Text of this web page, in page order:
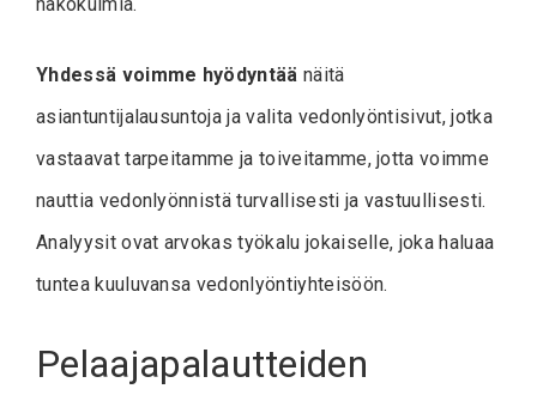
Yhdessä voimme hyödyntää näitä
asiantuntijalausuntoja ja valita vedonlyöntisivut, jotka
vastaavat tarpeitamme ja toiveitamme, jotta voimme
nauttia vedonlyönnistä turvallisesti ja vastuullisesti.
Analyysit ovat arvokas työkalu jokaiselle, joka haluaa
tuntea kuuluvansa vedonlyöntiyhteisöön.
Pelaajapalautteiden